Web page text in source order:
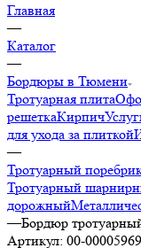
Главная
—
Каталог
—
Бордюры в Тюмени
Тротуарная плита
решеткаКирпич
для ухода за плиткой
—
Тротуарный
Тротуарный
дорожный
—Бордюр
Артикул: 00-00005969